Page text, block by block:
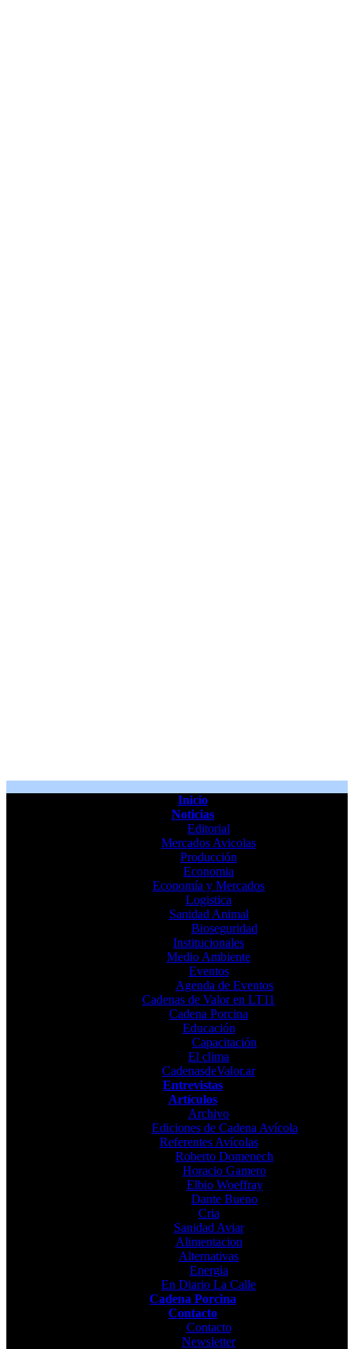
Inicio
Noticias
Editorial
Mercados Avicolas
Producción
Economia
Economía y Mercados
Logistica
Sanidad Animal
Bioseguridad
Institucionales
Medio Ambiente
Eventos
Agenda de Eventos
Cadenas de Valor en LT11
Cadena Porcina
Educación
Capacitación
El clima
CadenasdeValor.ar
Entrevistas
Artículos
Archivo
Ediciones de Cadena Avícola
Referentes Avícolas
Roberto Domenech
Horacio Gamero
Elbio Woeffray
Dante Bueno
Cria
Sanidad Aviar
Alimentacion
Alternativas
Energia
En Diario La Calle
Cadena Porcina
Contacto
Contacto
Newsletter